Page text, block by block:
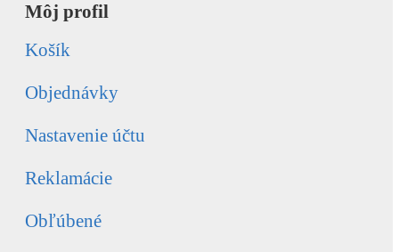
Môj profil
Košík
Objednávky
Nastavenie účtu
Reklamácie
Obľúbené